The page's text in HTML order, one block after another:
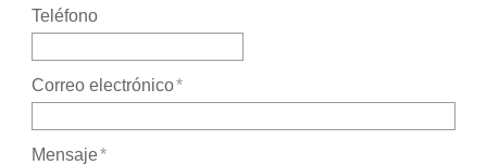
Teléfono
Correo electrónico*
Mensaje*